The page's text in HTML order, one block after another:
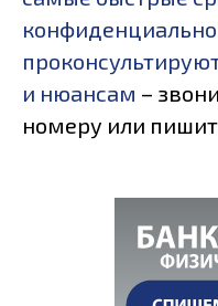
конфиденциально
и нюансам –
номеру или